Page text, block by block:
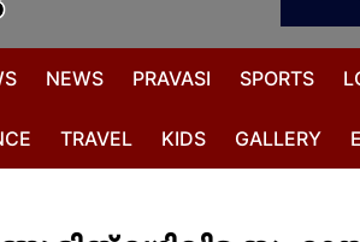
NEWS PRAVASI SPORTS
TRAVEL KIDS GALLERY